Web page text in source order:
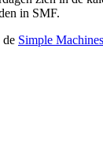
in SMF.
de Simple